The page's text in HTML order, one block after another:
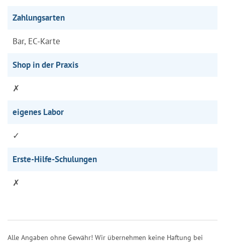
Zahlungsarten
Bar, EC-Karte
Shop in der Praxis
✗
eigenes Labor
✓
Erste-Hilfe-Schulungen
✗
Alle Angaben ohne Gewähr! Wir übernehmen keine Haftung bei